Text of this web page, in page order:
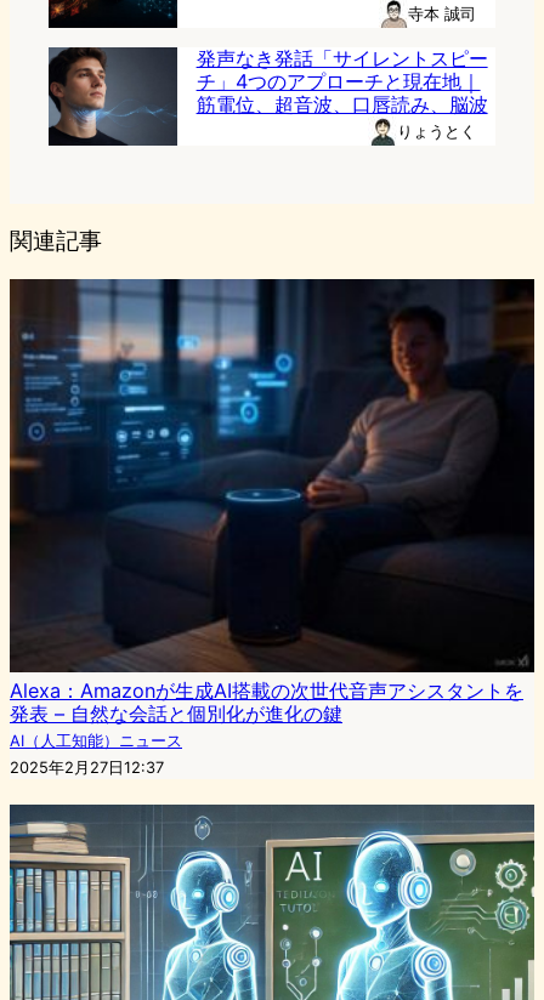
寺本 誠司
発声なき発話「サイレントスピー
チ」4つのアプローチと現在地｜
筋電位、超音波、口唇読み、脳波
りょうとく
関連記事
Alexa：Amazonが生成AI搭載の次世代音声アシスタントを
発表 – 自然な会話と個別化が進化の鍵
AI（人工知能）ニュース
2025年2月27日12:37